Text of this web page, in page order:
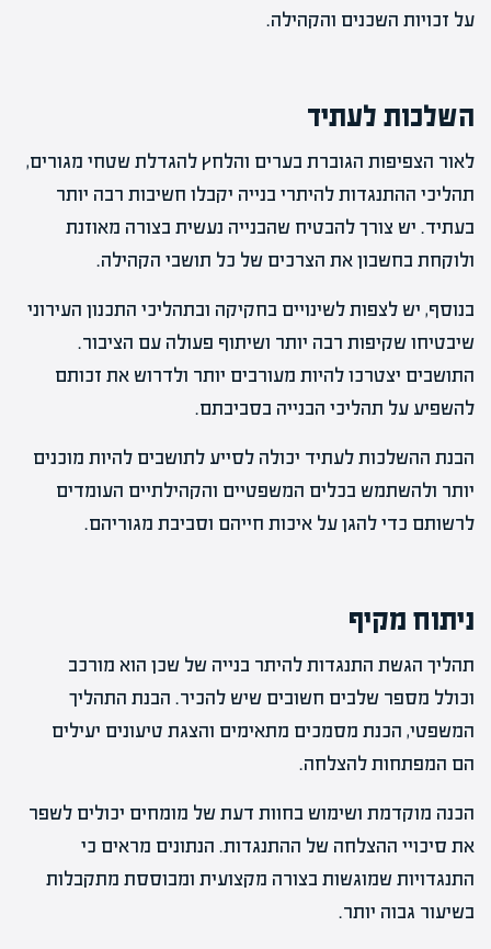
על זכויות השכנים והקהילה.
השלכות לעתיד
לאור הצפיפות הגוברת בערים והלחץ להגדלת שטחי מגורים,
תהליכי ההתנגדות להיתרי בנייה יקבלו חשיבות רבה יותר
בעתיד. יש צורך להבטיח שהבנייה נעשית בצורה מאוזנת
ולוקחת בחשבון את הצרכים של כל תושבי הקהילה.
בנוסף, יש לצפות לשינויים בחקיקה ובתהליכי התכנון העירוני
שיבטיחו שקיפות רבה יותר ושיתוף פעולה עם הציבור.
התושבים יצטרכו להיות מעורבים יותר ולדרוש את זכותם
להשפיע על תהליכי הבנייה בסביבתם.
הבנת ההשלכות לעתיד יכולה לסייע לתושבים להיות מוכנים
יותר ולהשתמש בכלים המשפטיים והקהילתיים העומדים
לרשותם כדי להגן על איכות חייהם וסביבת מגוריהם.
ניתוח מקיף
תהליך הגשת התנגדות להיתר בנייה של שכן הוא מורכב
וכולל מספר שלבים חשובים שיש להכיר. הבנת התהליך
המשפטי, הכנת מסמכים מתאימים והצגת טיעונים יעילים
הם המפתחות להצלחה.
הכנה מוקדמת ושימוש בחוות דעת של מומחים יכולים לשפר
את סיכויי ההצלחה של ההתנגדות. הנתונים מראים כי
התנגדויות שמוגשות בצורה מקצועית ומבוססת מתקבלות
בשיעור גבוה יותר.